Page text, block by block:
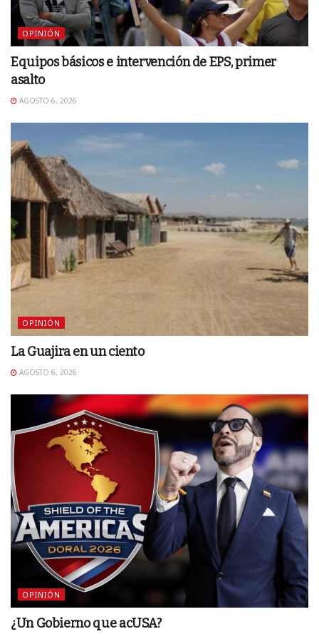
OPINIÓN
Equipos básicos e intervención de EPS, primer
asalto
AGOSTO 6, 2026
OPINIÓN
La Guajira en un ciento
AGOSTO 6, 2026
OPINIÓN
¿Un Gobierno que acUSA?